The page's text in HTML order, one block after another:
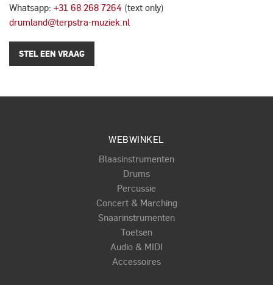
Whatsapp: +31 68 268 7264 (text only)
drumland@terpstra-muziek.nl
STEL EEN VRAAG
WEBWINKEL
Blaasinstrumenten
Drums
Percussie
Concert & Marching
Snaarinstrumenten
Toetsen
Audio & MIDI
Accessoires